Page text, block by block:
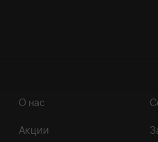
О нас
Акции